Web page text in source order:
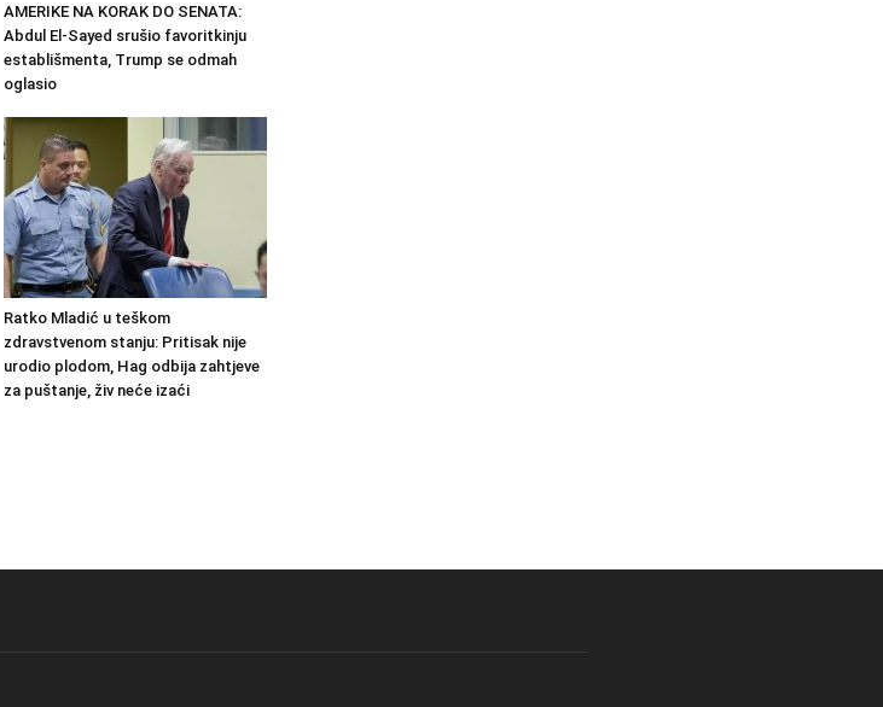
AMERIKE NA KORAK DO SENATA:
Abdul El-Sayed srušio favoritkinju
establišmenta, Trump se odmah
oglasio
Ratko Mladić u teškom
zdravstvenom stanju: Pritisak nije
urodio plodom, Hag odbija zahtjeve
za puštanje, živ neće izaći